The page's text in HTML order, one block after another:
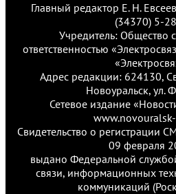
Главный редактор Е. Н.
(34370) 5-
Учредитель: Общество
ответственностью
Адрес редакции: 624130,
Новоуральск, ул.
Сетевое издание
Свидетельство о
09 февраля
выдано Федеральной
связи, информационных
коммуникаций